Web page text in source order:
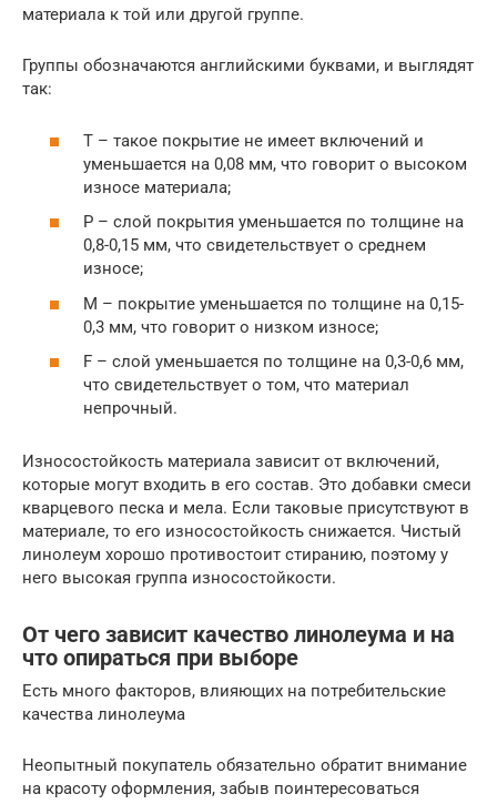
материала к той или другой группе.
Группы обозначаются английскими буквами, и выглядят
так:
T – такое покрытие не имеет включений и
уменьшается на 0,08 мм, что говорит о высоком
износе материала;
P – слой покрытия уменьшается по толщине на
0,8-0,15 мм, что свидетельствует о среднем
износе;
M – покрытие уменьшается по толщине на 0,15-
0,3 мм, что говорит о низком износе;
F – слой уменьшается по толщине на 0,3-0,6 мм,
что свидетельствует о том, что материал
непрочный.
Износостойкость материала зависит от включений,
которые могут входить в его состав. Это добавки смеси
кварцевого песка и мела. Если таковые присутствуют в
материале, то его износостойкость снижается. Чистый
линолеум хорошо противостоит стиранию, поэтому у
него высокая группа износостойкости.
От чего зависит качество линолеума и на
что опираться при выборе
Есть много факторов, влияющих на потребительские
качества линолеума
Неопытный покупатель обязательно обратит внимание
на красоту оформления, забыв поинтересоваться